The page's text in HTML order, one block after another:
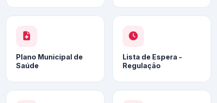
Plano Municipal de
Saúde
Lista de Espera -
Regulação